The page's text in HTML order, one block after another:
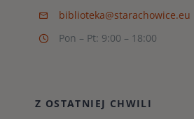
biblioteka@starachowice.eu
Pon – Pt: 9:00 – 18:00
Z OSTATNIEJ CHWILI